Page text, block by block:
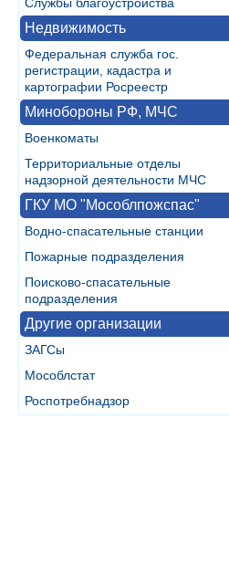
Недвижимость
Федеральная служба гос.
регистрации, кадастра и
картографии Росреестр
Минобороны РФ, МЧС
Военкоматы
Территориальные отделы
надзорной деятельности МЧС
ГКУ МО "Мособлпожспас"
Водно-спасательные станции
Пожарные подразделения
Поисково-спасательные
подразделения
Другие организации
ЗАГСы
Мособлстат
Роспотребнадзор